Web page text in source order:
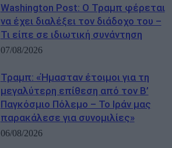
Washington Post: Ο Τραμπ φέρεται
να έχει διαλέξει τον διάδοχο του –
Τι είπε σε ιδιωτική συνάντηση
07/08/2026
Τραμπ: «Ήμασταν έτοιμοι για τη
μεγαλύτερη επίθεση από τον Β’
Παγκόσμιο Πόλεμο – Το Ιράν μας
παρακάλεσε για συνομιλίες»
06/08/2026